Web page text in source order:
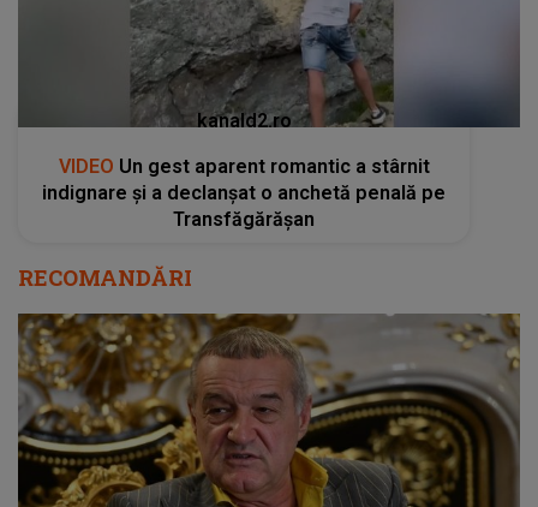
kanald2.ro
VIDEO Un gest aparent romantic a stârnit
indignare și a declanșat o anchetă penală pe
Transfăgărășan
RECOMANDĂRI